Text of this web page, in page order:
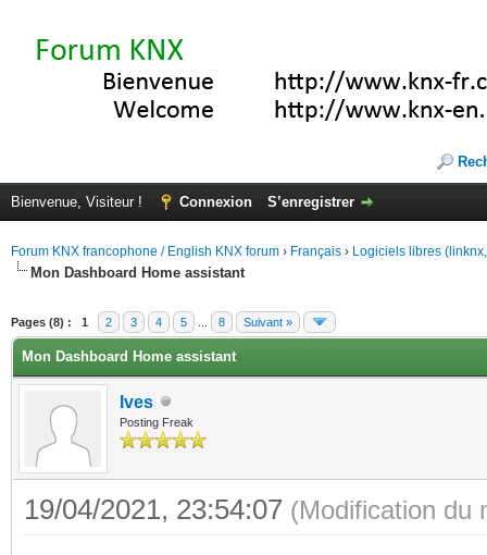
Bienvenue, Visiteur ! Connexion S’enregistrer
Forum KNX francophone / English KNX forum › Français › Logiciels libres
Mon Dashboard Home assistant
Pages (8) : 1 2 3 4 5 8 Suivant »
Mon Dashboard Home assistant
Ives
Posting Freak
19/04/2021, 23:54:07 (Modification du